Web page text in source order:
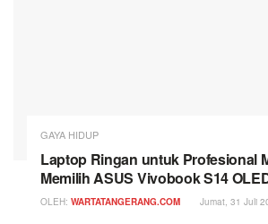
GAYA HIDUP
Laptop Ringan untuk Profesional
Memilih ASUS Vivobook S14
OLEH: WARTATANGERANG.COM Jumat, 31 Juli